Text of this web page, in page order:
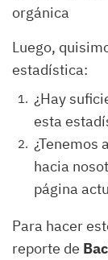
orgánica
Luego,
estadística:
¿Hay
esta
¿Tenemos
hacia
página
Para hacer
reporte de